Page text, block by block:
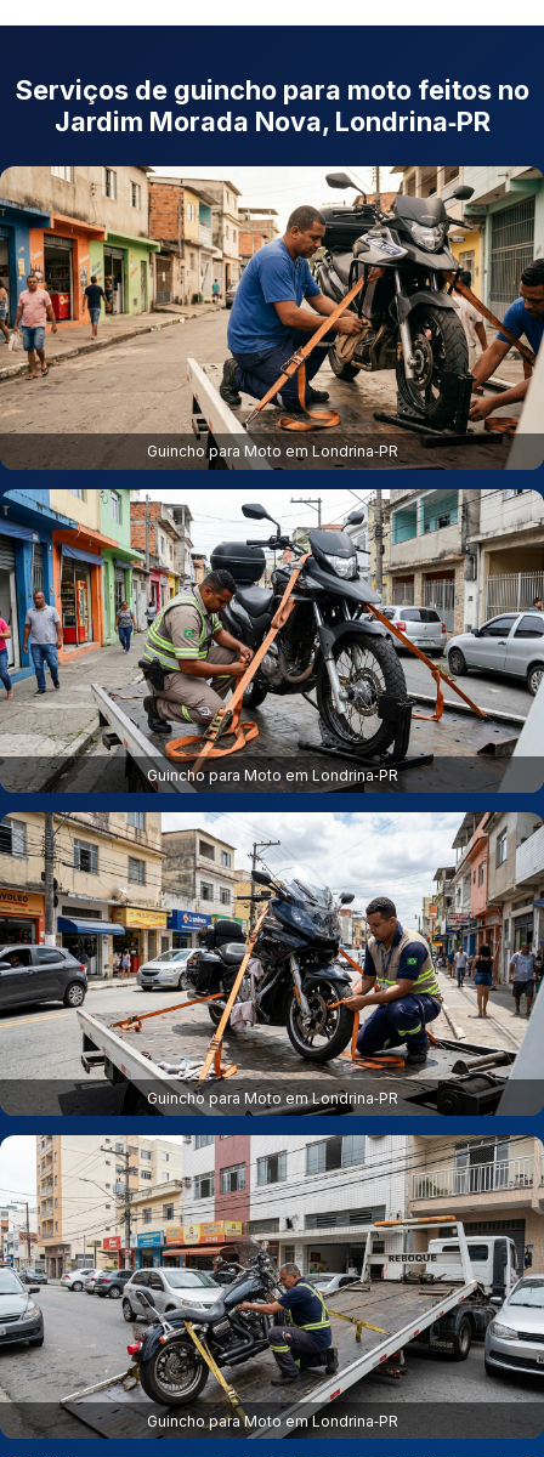
Serviços de guincho para moto feitos no
Jardim Morada Nova, Londrina‑PR
Guincho para Moto em Londrina‑PR
Guincho para Moto em Londrina‑PR
Guincho para Moto em Londrina‑PR
Guincho para Moto em Londrina‑PR